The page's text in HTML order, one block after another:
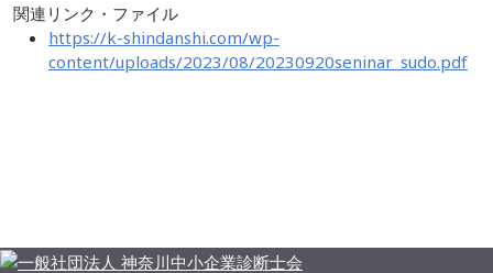
関連リンク・ファイル
https://k-shindanshi.com/wp-
content/uploads/2023/08/20230920seninar_sudo.pdf